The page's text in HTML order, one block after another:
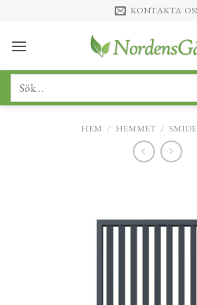
content
KONTAKTA
Sök
HEM / HEMMET /